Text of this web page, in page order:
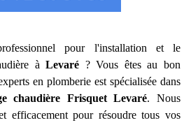
pour l'installation et le
àLevaré ? Vous êtes au bon
en plomberie est spécialisée dans
chaudière Frisquet Levaré. Nous
efficacement pour résoudre tous vos